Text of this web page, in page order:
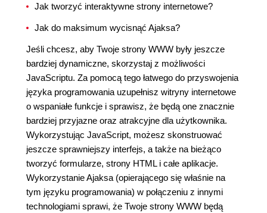
Jak tworzyć interaktywne strony internetowe?
Jak do maksimum wycisnąć Ajaksa?
Jeśli chcesz, aby Twoje strony WWW były jeszcze
bardziej dynamiczne, skorzystaj z możliwości
JavaScriptu. Za pomocą tego łatwego do przyswojenia
języka programowania uzupełnisz witryny internetowe
o wspaniałe funkcje i sprawisz, że będą one znacznie
bardziej przyjazne oraz atrakcyjne dla użytkownika.
Wykorzystując JavaScript, możesz skonstruować
jeszcze sprawniejszy interfejs, a także na bieżąco
tworzyć formularze, strony HTML i całe aplikacje.
Wykorzystanie Ajaksa (opierającego się właśnie na
tym języku programowania) w połączeniu z innymi
technologiami sprawi, że Twoje strony WWW będą